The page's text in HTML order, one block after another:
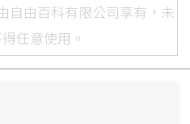
自由百科有限公司享有，未
任意使用。